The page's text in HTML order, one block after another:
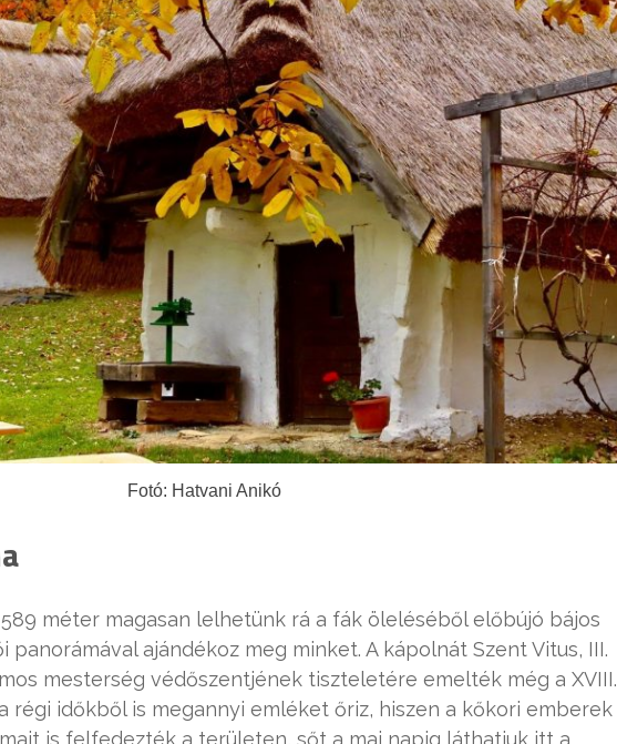
Fotó: Hatvani Anikó
méter magasan lelhetünk rá a fák öleléséből előbújó bájos
panorámával ajándékoz meg minket. A kápolnát Szent Vitus, III.
mesterség védőszentjének tiszteletére emelték még a XVIII.
régi időkből is megannyi emléket őriz, hiszen a kőkori emberek
is felfedezték a területen, sőt a mai napig láthatjuk itt a